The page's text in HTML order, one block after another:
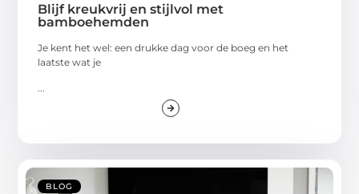
Blijf kreukvrij en stijlvol met
bamboehemden
Je kent het wel: een drukke dag voor de boeg en het
laatste wat je
...
BLOG